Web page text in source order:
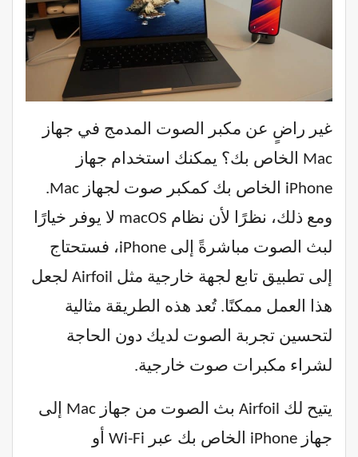
غير راضٍ عن مكبر الصوت المدمج في جهاز
Mac الخاص بك؟ يمكنك استخدام جهاز
iPhone الخاص بك كمكبر صوت لجهاز Mac.
ومع ذلك، نظرًا لأن نظام macOS لا يوفر خيارًا
لبث الصوت مباشرةً إلى iPhone، فستحتاج
إلى تطبيق تابع لجهة خارجية مثل Airfoil لجعل
هذا العمل ممكنًا. تُعد هذه الطريقة مثالية
لتحسين تجربة الصوت لديك دون الحاجة
لشراء مكبرات صوت خارجية.
يتيح لك Airfoil بث الصوت من جهاز Mac إلى
جهاز iPhone الخاص بك عبر Wi-Fi أو